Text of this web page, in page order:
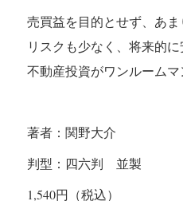
売買益を目的とせず、あま
リスクも少なく、将来的
不動産投資がワンルーム
著者：関野大介
判型：四六判 並製
1,540円（税込）